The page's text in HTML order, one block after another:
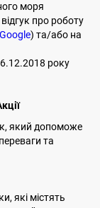
моря
про роботу
Google) та/або на
року
який допоможе
та
які містять